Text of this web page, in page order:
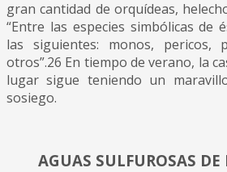
gran cantidad de orquídeas,
“Entre las especies simbólicas de
las siguientes: monos, pericos,
otros”.26 En tiempo de verano, la
lugar sigue teniendo un
sosiego.
AGUAS SULFUROSAS